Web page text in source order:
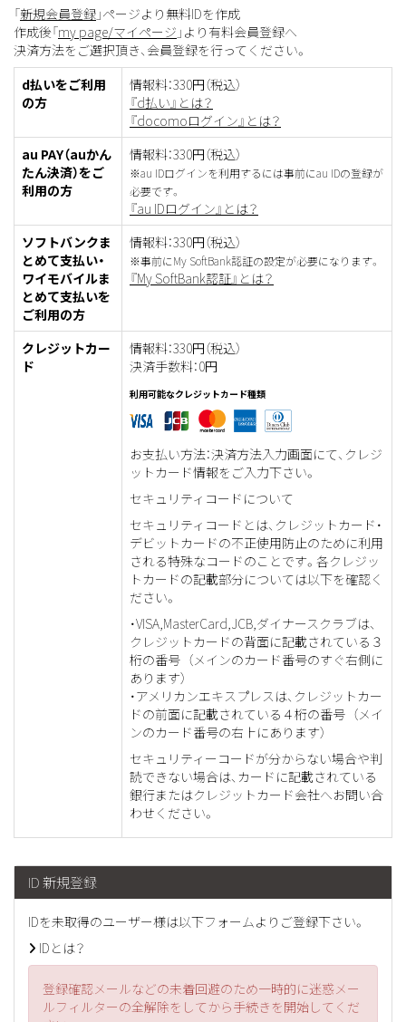
「新規会員登録 」ページより無料IDを作成
作成後「my page/マイページ 」より有料会員登録へ
決済方法をご選択頂き、会員登録を行ってください。
d払いをご利用
の方
情報料：330円（税込）
『d払い』とは？
『docomoログイン』とは？
au PAY（auかん
たん決済）をご
利用の方
情報料：330円（税込）
※au IDログインを利用するには事前にau IDの登録が
必要です。
『au IDログイン』とは？
ソフトバンクま
とめて支払い・
ワイモバイルま
とめて支払いを
ご利用の方
情報料：330円（税込）
※事前にMy SoftBank認証の設定が必要になります。
『My SoftBank認証』とは？
クレジットカー
ド
情報料：330円（税込）
決済手数料：0円
利用可能なクレジットカード種類
お支払い方法：決済方法入力画面にて、クレジ
ットカード情報をご入力下さい。
セキュリティコードについて
セキュリティコードとは、クレジットカード・
デビットカードの不正使用防止のために利用
される特殊なコードのことです。各クレジッ
トカードの記載部分については以下を確認く
ださい。
・VISA,MasterCard,JCB,ダイナースクラブは、
クレジットカードの背面に記載されている３
桁の番号 （メインのカード番号のすぐ右側に
あります）
・アメリカンエキスプレスは、クレジットカー
ドの前面に記載されている４桁の番号 （メイ
ンのカード番号の右上にあります）
セキュリティーコードが分からない場合や判
読できない場合は、カードに記載されている
銀行またはクレジットカード会社へお問い合
わせください。
ID 新規登録
IDを未取得のユーザー様は以下フォームよりご登録下さい。
IDとは？
登録確認メールなどの未着回避のため一時的に迷惑メー
ルフィルターの全解除をしてから手続きを開始してくだ